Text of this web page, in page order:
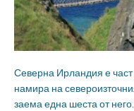
Северна Ирландия е
намира на
заема една шеста от